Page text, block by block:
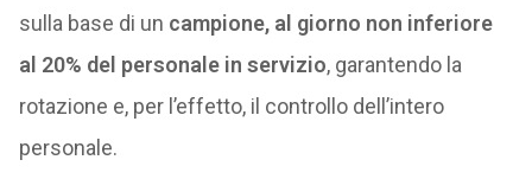
sulla base di un campione, al giorno non inferiore
al 20% del personale in servizio, garantendo la
rotazione e, per l’effetto, il controllo dell’intero
personale.